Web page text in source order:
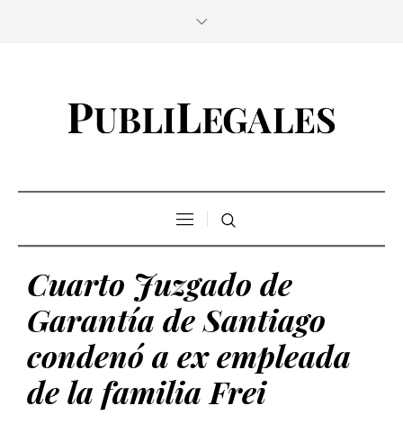
Cuarto Juzgado de
Garantía de Santiago
condenó a ex empleada
de la familia Frei